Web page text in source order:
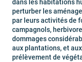
dans les habitations
perturber les
par leurs activités de
campagnols,
dommages
aux plantations, et
prélèvement de